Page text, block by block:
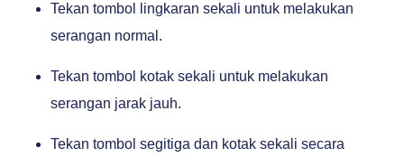
Tekan tombol lingkaran sekali untuk melakukan
serangan normal.
Tekan tombol kotak sekali untuk melakukan
serangan jarak jauh.
Tekan tombol segitiga dan kotak sekali secara